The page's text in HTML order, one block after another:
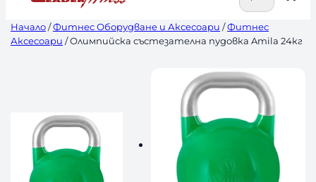
Начало/Фитнес Оборудване и Аксесоари /Фитнес
Аксесоари / Олимпийска състезателна пудовка Amila 24кг